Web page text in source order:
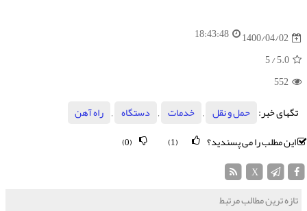
1400/04/02
18:43:48
5.0
/ 5
552
تگهای خبر:
حمل و نقل , خدمات , دستگاه ,
راه آهن
این مطلب را می پسندید؟
(0)
تازه ترین مطالب مرتبط